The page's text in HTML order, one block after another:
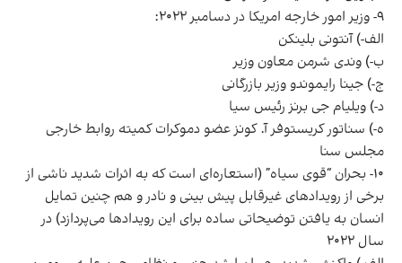
۹- وزیر امور خارجه امریکا در دسامبر ۲۰۲۲:
الف-) آنتونی بلینکن
ب-) وندی شرمن معاون وزیر
ج-) جینا رایموندو وزیر بازرگانی
د-) ویلیام جی برنز رئیس سیا
ه-) سناتور کریستوفر آ. کونز عضو دموکرات کمیته روابط خارجی
مجلس سنا
۱۰- بحران “قوی سیاه” (استعاره‌ای است که به اثرات شدید ناشی از
برخی از رویداد‌های غیرقابل پیش‎ بینی و نادر و هم چنین تمایل
انسان به یافتن توضیحاتی ساده برای این رویداد‌ها می‌پردازد) در
سال ۲۰۲۲